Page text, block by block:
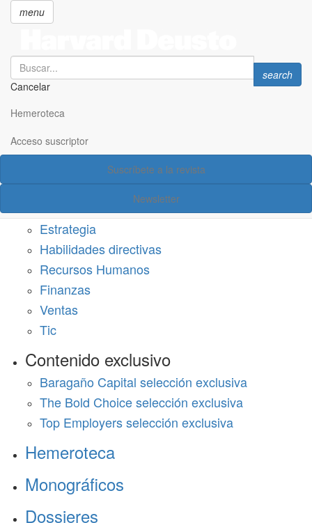
principal
menu
Search
Cancelar
Search
search
Hemeroteca
Acceso suscriptor
Suscríbete a la revista
Newsletter
Acceso suscriptor
Estrategia
Habilidades directivas
Recursos Humanos
Finanzas
Ventas
Tic
Contenido exclusivo
Baragaño Capital selección exclusiva
The Bold Choice selección exclusiva
Top Employers selección exclusiva
Hemeroteca
Monográficos
Dossieres